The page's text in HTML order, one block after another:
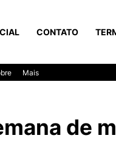
CONTATO
Mais
de